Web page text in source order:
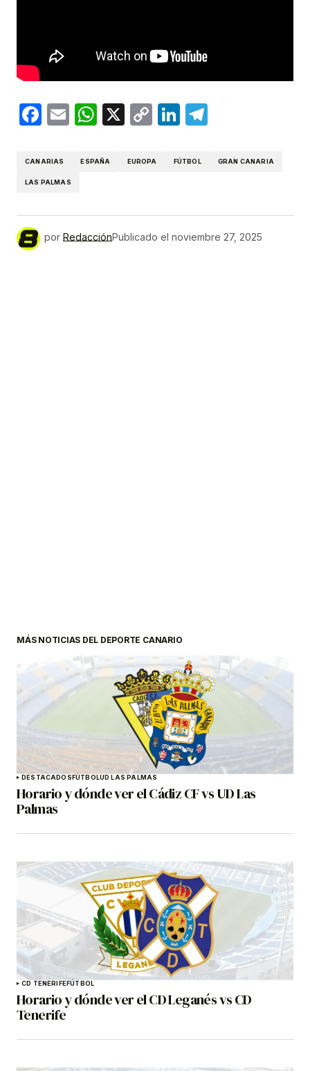
Facebook
EmailWhatsApp
X
CopyLinkedIn
CANARIAS ESPAÑA EUROPA FÚTBOL GRAN CANARIA
LAS PALMAS
por RedacciónPublicado el noviembre 27, 2025
MÁS NOTICIAS DEL DEPORTE CANARIO
DESTACADOSFÚTBOLUD LAS PALMAS
Horario y dónde ver el Cádiz CF vs UD Las
Palmas
CD TENERIFEFÚTBOL
Horario y dónde ver el CD Leganés vs CD
Tenerife